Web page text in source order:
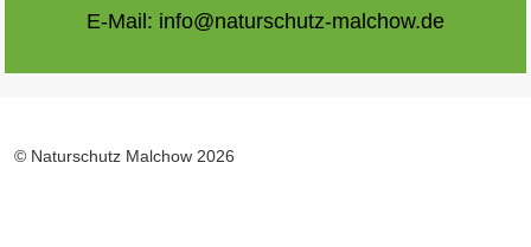
E-Mail: info@naturschutz-malchow.de
© Naturschutz Malchow 2026